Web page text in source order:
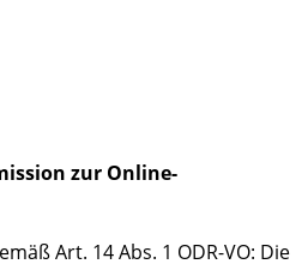
zur Online-
Art. 14 Abs. 1 ODR-VO: Die